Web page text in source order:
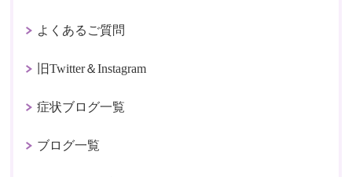
よくあるご質問
旧Twitter＆Instagram
症状ブログ一覧
ブログ一覧